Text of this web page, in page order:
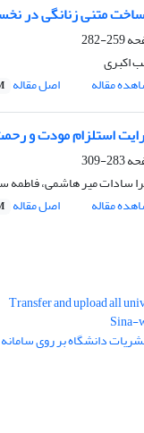
متنی زنانگی در
259-282
اکبری
مقاله
اصل مقاله
استلزام مودت و رحمت
283-309
سادات میر هاشمی، فاطمه
مقاله
اصل مقاله
Transfer and upload all
Sina-
دانشگاه بر روی سامانه